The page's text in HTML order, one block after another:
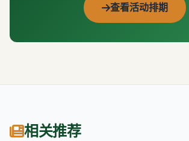
查看活动排期
相关推荐